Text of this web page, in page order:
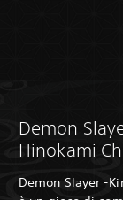
Demon
Hinokami
Demon Slayer -